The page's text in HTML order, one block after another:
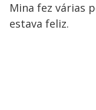
Mina fez várias
estava feliz.